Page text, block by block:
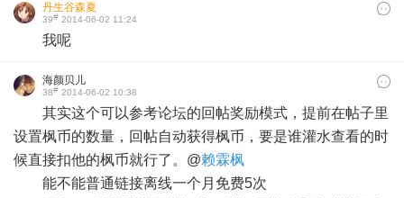
丹生谷森夏
39# 2014-06-02 11:24
我呢
海颜贝儿
38# 2014-06-02 10:38
其实这个可以参考论坛的回帖奖励模式，提前在帖子里
设置枫币的数量，回帖自动获得枫币，要是谁灌水查看的时
候直接扣他的枫币就行了。@赖霖枫
能不能普通链接离线一个月免费5次